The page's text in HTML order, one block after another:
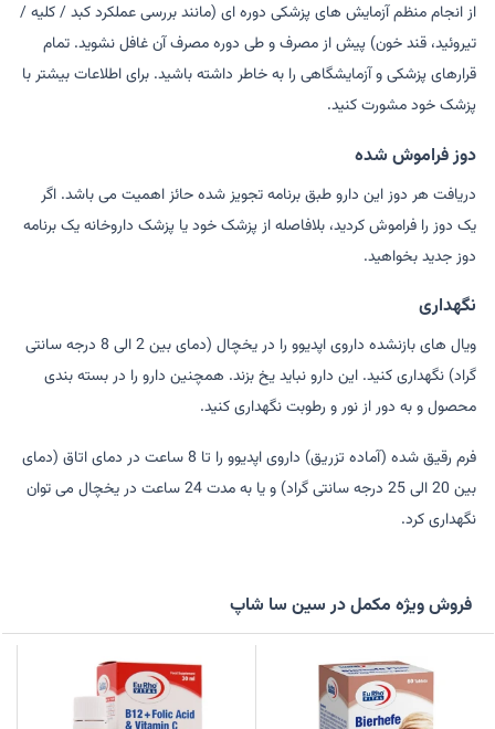
از انجام منظم آزمایش های پزشکی دوره ای (مانند بررسی عملکرد کبد / کلیه /
تیروئید، قند خون) پیش از مصرف و طی دوره مصرف آن غافل نشوید. تمام
قرارهای پزشکی و آزمایشگاهی را به خاطر داشته باشید. برای اطلاعات بیشتر با
پزشک خود مشورت کنید.
دوز فراموش شده
دریافت هر دوز این دارو طبق برنامه تجویز شده حائز اهمیت می باشد. اگر
یک دوز را فراموش کردید، بلافاصله از پزشک خود یا پزشک داروخانه یک برنامه
دوز جدید بخواهید.
نگهداری
ویال های بازنشده داروی اپدیوو را در یخچال (دمای بین 2 الی 8 درجه سانتی
گراد) نگهداری کنید. این دارو نباید یخ بزند. همچنین دارو را در بسته بندی
محصول و به دور از نور و رطوبت نگهداری کنید.
فرم رقیق شده (آماده تزریق) داروی اپدیوو را تا 8 ساعت در دمای اتاق (دمای
بین 20 الی 25 درجه سانتی گراد) و یا به مدت 24 ساعت در یخچال می توان
نگهداری کرد.
فروش ویژه مکمل در سین سا شاپ